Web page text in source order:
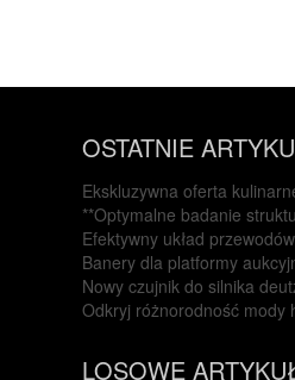
OSTATNIE
Ekskluzywna oferta
**Optymalne badanie
Efektywny układ
Banery dla platformy
Nowy czujnik do silnika
Odkryj różnorodność mody
LOSOWE